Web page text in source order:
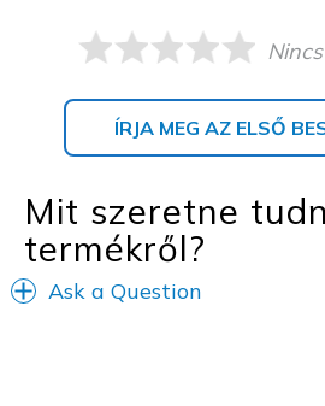
ÍRJA MEG AZ ELSŐ
Mit szeretne
termékről?
Ask a Question